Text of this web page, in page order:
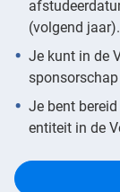
(volgend jaar).
Je kunt in de
sponsorschap
Je bent
entiteit in de